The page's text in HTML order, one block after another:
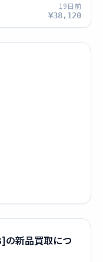
19日前
¥38,120
の新品買取につ